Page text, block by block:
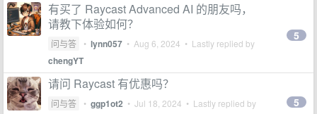
有买了 Raycast Advanced AI 的朋友吗，
请教下体验如何？
问与答 • lynn057 • Aug 6, 2024 • Lastly replied by
chengYT
5
请问 Raycast 有优惠吗？
问与答 • ggp1ot2 • Jul 18, 2024 • Lastly replied by 5